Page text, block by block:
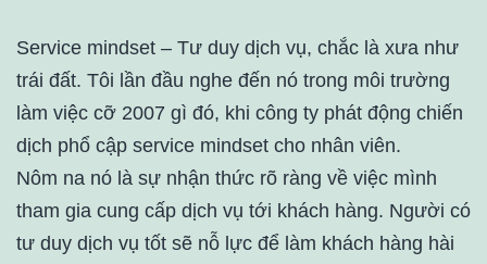
Service mindset – Tư duy dịch vụ, chắc là xưa như
trái đất. Tôi lần đầu nghe đến nó trong môi trường
làm việc cỡ 2007 gì đó, khi công ty phát động chiến
dịch phổ cập service mindset cho nhân viên.
Nôm na nó là sự nhận thức rõ ràng về việc mình
tham gia cung cấp dịch vụ tới khách hàng. Người có
tư duy dịch vụ tốt sẽ nỗ lực để làm khách hàng hài